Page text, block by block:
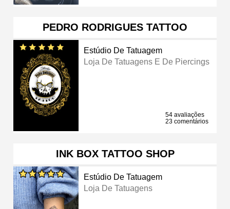
PEDRO RODRIGUES TATTOO
Estúdio De Tatuagem
Loja De Tatuagens E De Piercings
54 avaliações
23 comentários
INK BOX TATTOO SHOP
Estúdio De Tatuagem
Loja De Tatuagens